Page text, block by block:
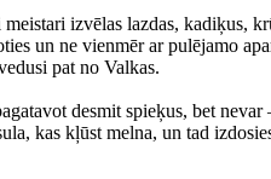
izvēlas lazdas, kadiķus,
un ne vienmēr ar pulējamo
pat no Valkas.
desmit spieķus, bet nevar
kas kļūst melna, un tad